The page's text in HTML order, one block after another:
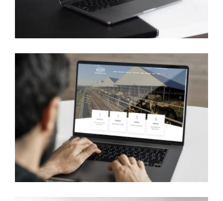
Estancias
del Lago